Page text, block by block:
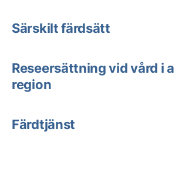
Särskilt färdsätt
Reseersättning vid vård i
region
Färdtjänst